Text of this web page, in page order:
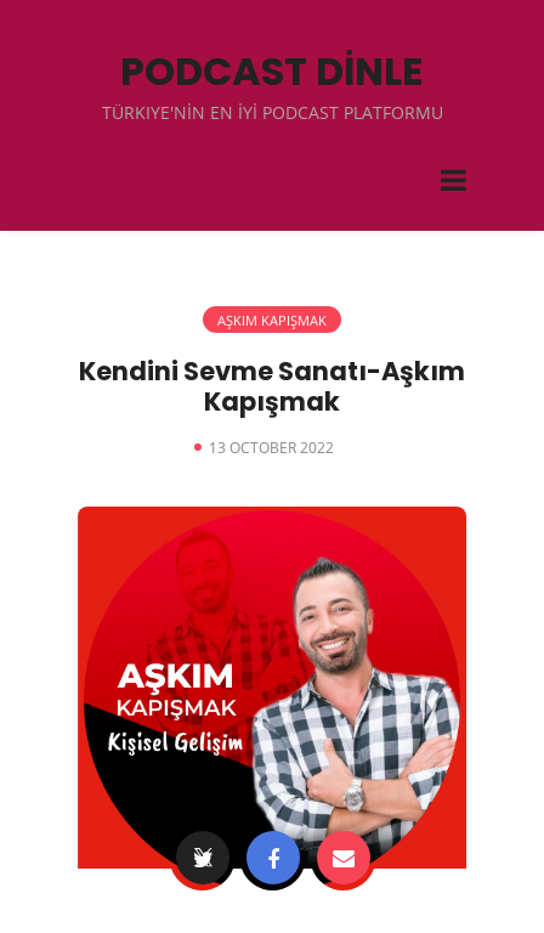
PODCAST DİNLE
TÜRKIYE'NİN EN İYİ PODCAST PLATFORMU
AŞKIM KAPIŞMAK
Kendini Sevme Sanatı-Aşkım
Kapışmak
13 OCTOBER 2022